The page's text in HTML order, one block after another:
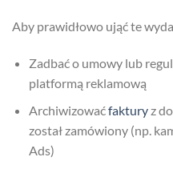
Aby prawidłowo ująć te
Zadbać o umowy lub
platformą reklamową
Archiwizowaćfakturyz
został zamówiony (np.
Ads)